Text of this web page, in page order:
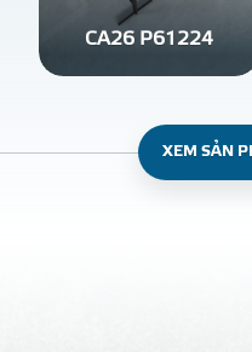
CA26 P61224
XEM SẢN